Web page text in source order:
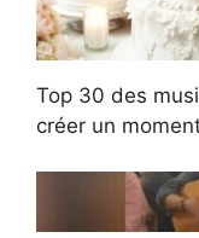
Top 30 des
créer un